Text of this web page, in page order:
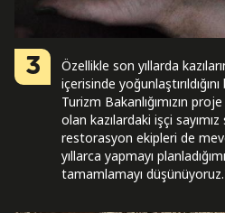
3
Özellikle son yıllarda
içerisinde
Turizm Bakanlığımızın
olan kazılardaki işçi
restorasyon ekipleri de
yıllarca yapmayı
tamamlamayı